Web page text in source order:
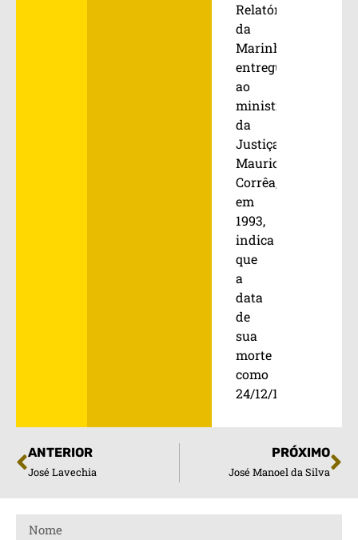
Relatório
da
Marinha,
entregue
ao
ministro
da
Justiça
Mauricio
Corrêa,
em
1993,
indica
que
a
data
de
sua
morte
como
24/12/1973.
ANTERIOR
José Lavechia
PRÓXIMO
José Manoel da Silva